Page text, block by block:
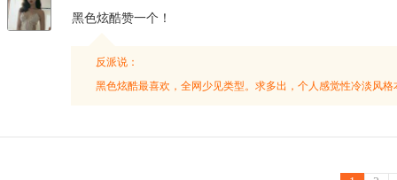
黑色炫酷赞一个！
反派说：
黑色炫酷最喜欢，全网少见类型。求多出，个人感觉性冷淡风